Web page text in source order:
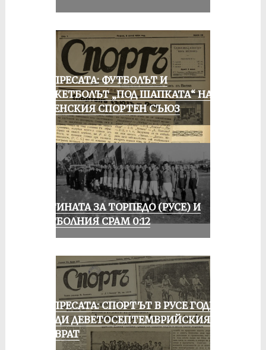
ОТ ПРЕСАТА: ФУТБОЛЪТ И
БАСКЕТБОЛЪТ „ПОД ШАПКАТА“ НА
РУСЕНСКИЯ СПОРТЕН СЪЮЗ
ИСТИНАТА ЗА ТОРПЕДО (РУСЕ) И
ФУТБОЛНИЯ СРАМ 0:12
ОТ ПРЕСАТА: СПОРТЪТ В РУСЕ ГОДИНА
ПРЕДИ ДЕВЕТОСЕПТЕМВРИЙСКИЯ
ПРЕВРАТ